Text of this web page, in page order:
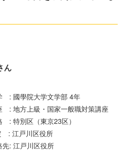
ん
: 國學院大学文学部 4年
: 地方上級・国家一般職対策講座
: 特別区（東京23区）
戸川区役所
: 江戸川区役所